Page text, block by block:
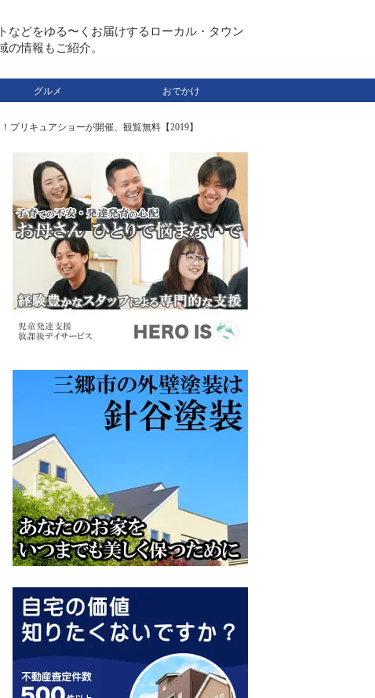
などをゆる〜くお届けするローカル・タウン
情報もご紹介。
グルメ おでかけ
プリキュアショーが開催、観覧無料【2019】